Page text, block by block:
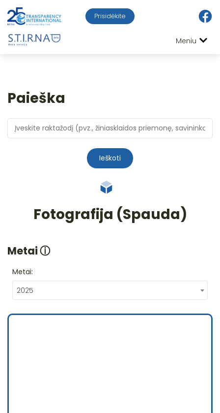
Prisidėkite
Meniu
Paieška
Ieškoti
Fotografija (Spauda)
Metaiⓘ
Metai:
2025